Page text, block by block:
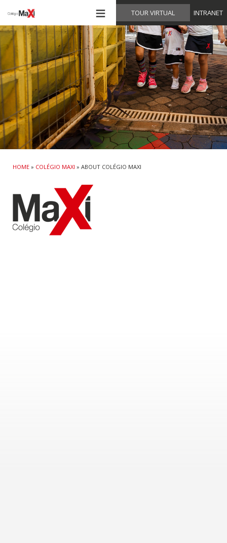
≡ TOUR VIRTUAL INTRANET
HOME » COLÉGIO MAXI » ABOUT COLÉGIO MAXI